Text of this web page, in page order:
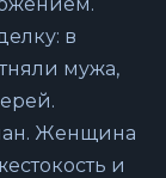
в
мужа,
Женщина
и